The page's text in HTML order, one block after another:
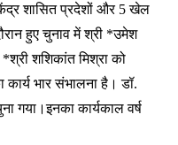
शासित प्रदेशों और 5 खेल
हुए चुनाव में श्री *उमेश
शशिकांत मिश्रा को
भार संभालना है। डॉ.
गया।इनका कार्यकाल वर्ष